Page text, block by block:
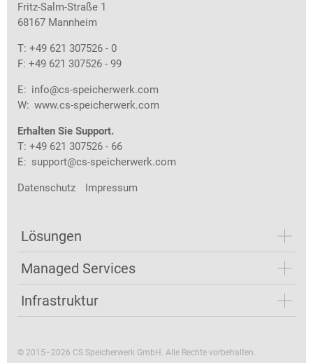
Fritz-Salm-Straße 1
68167 Mannheim
T: +49 621 307526 - 0
F: +49 621 307526 - 99
E: info@cs-speicherwerk.com
W: www.cs-speicherwerk.com
Erhalten Sie Support.
T: +49 621 307526 - 66
E: support@cs-speicherwerk.com
Datenschutz Impressum
Lösungen
Managed Services
Infrastruktur
© 2015–2026 CS Speicherwerk GmbH. Alle Rechte vorbehalten.